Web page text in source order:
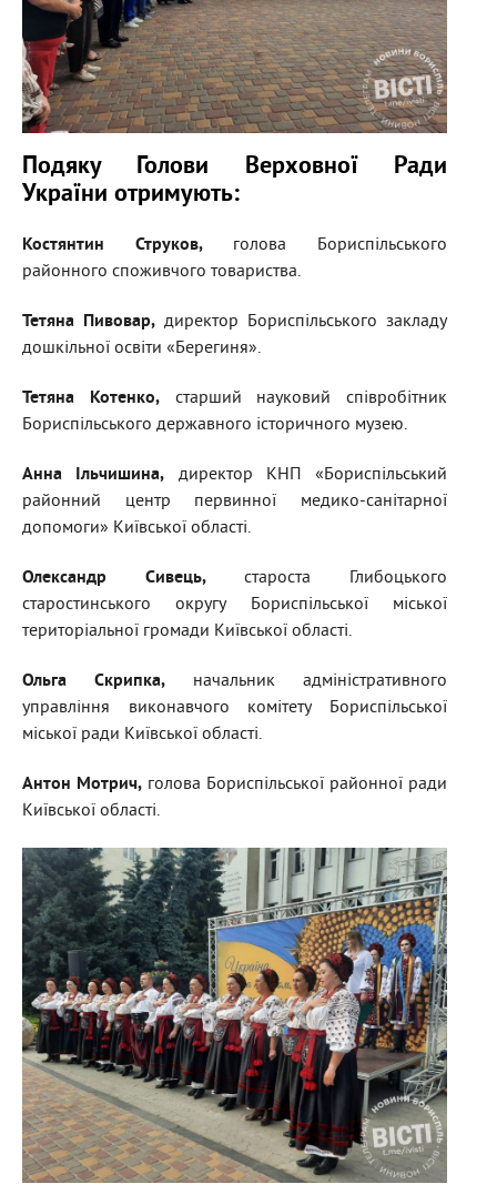
Подяку Голови Верховної Ради
України отримують:
Костянтин Струков,голова Бориспільського
районного споживчого товариства.
Тетяна Пивовар, директор Бориспільського закладу
дошкільної освіти «Берегиня».
Тетяна Котенко,старший науковий співробітник
Бориспільського державного історичного музею.
Анна Ільчишина, директор КНП «Бориспільський
районний центр первинної медико-санітарної
допомоги» Київської області.
Олександр Сивець,староста Глибоцького
старостинського округу Бориспільської міської
територіальної громади Київської області.
Ольга Скрипка, начальник адміністративного
управління виконавчого комітету Бориспільської
міської ради Київської області.
Антон Мотрич, голова Бориспільської районної ради
Київської області.